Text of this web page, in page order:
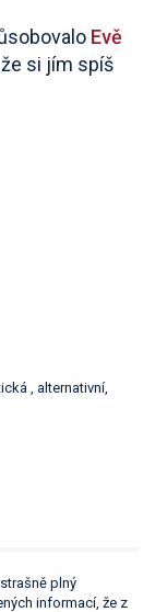
Evě
si jím spíš
, alternativní,
plný
informací, že z